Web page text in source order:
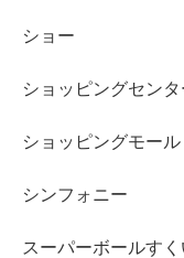
ショー
ショッピングセンタ
ショッピングモール
シンフォニー
スーパーボールすく